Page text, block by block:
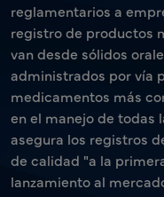
reglamentarios a
registro de productos
van desde sólidos
administrados por vía
medicamentos más
en el manejo de todas
asegura los registros
de calidad "a la
lanzamiento al